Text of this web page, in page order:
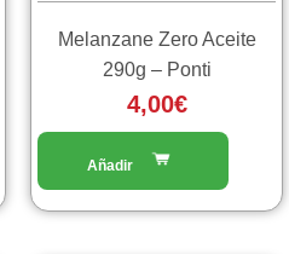
Melanzane Zero Aceite
290g – Ponti
4,00€